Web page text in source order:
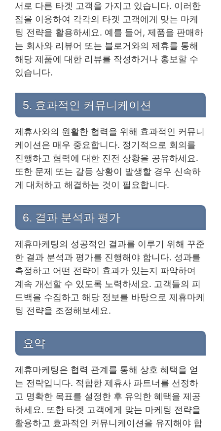
서로 다른 타겟 고객을 가지고 있습니다. 이러한
점을 이용하여 각각의 타겟 고객에게 맞는 마케
팅 전략을 활용하세요. 예를 들어, 제품을 판매하
는 회사와 리뷰어 또는 블로거와의 제휴를 통해
해당 제품에 대한 리뷰를 작성하거나 홍보할 수
있습니다.
5. 효과적인 커뮤니케이션
제휴사와의 원활한 협력을 위해 효과적인 커뮤니
케이션은 매우 중요합니다. 정기적으로 회의를
진행하고 협력에 대한 진전 상황을 공유하세요.
또한 문제 또는 갈등 상황이 발생할 경우 신속하
게 대처하고 해결하는 것이 필요합니다.
6. 결과 분석과 평가
제휴마케팅의 성공적인 결과를 이루기 위해 꾸준
한 결과 분석과 평가를 진행해야 합니다. 성과를
측정하고 어떤 전략이 효과가 있는지 파악하여
계속 개선할 수 있도록 노력하세요. 고객들의 피
드백을 수집하고 해당 정보를 바탕으로 제휴마케
팅 전략을 조정해보세요.
요약
제휴마케팅은 협력 관계를 통해 상호 혜택을 얻
는 전략입니다. 적합한 제휴사 파트너를 선정하
고 명확한 목표를 설정한 후 유익한 혜택을 제공
하세요. 또한 타겟 고객에게 맞는 마케팅 전략을
활용하고 효과적인 커뮤니케이션을 유지해야 합